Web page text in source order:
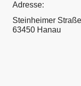
Adresse:
Steinheimer
63450 Hanau